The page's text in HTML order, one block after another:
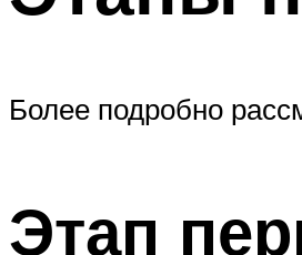
Более подробно
Этап